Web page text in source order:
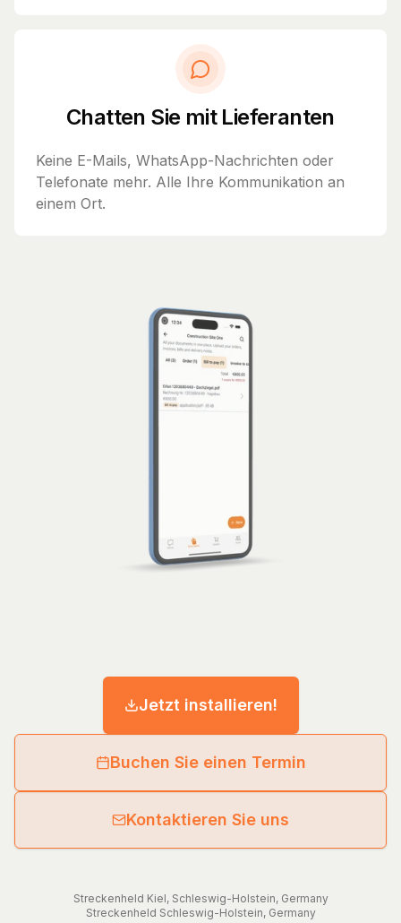
Chatten Sie mit Lieferanten
Keine E-Mails, WhatsApp-Nachrichten oder
Telefonate mehr. Alle Ihre Kommunikation an
einem Ort.
Jetzt installieren!
Buchen Sie einen Termin
Kontaktieren Sie uns
Streckenheld Kiel, Schleswig-Holstein, Germany
Streckenheld Schleswig-Holstein, Germany